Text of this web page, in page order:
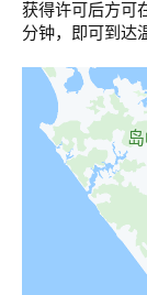
获得许可后方可
分钟，即可到达